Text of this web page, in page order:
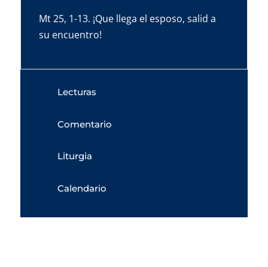
Mt 25, 1-13. ¡Que llega el esposo, salid a
su encuentro!
Lecturas
Comentario
Liturgia
Calendario